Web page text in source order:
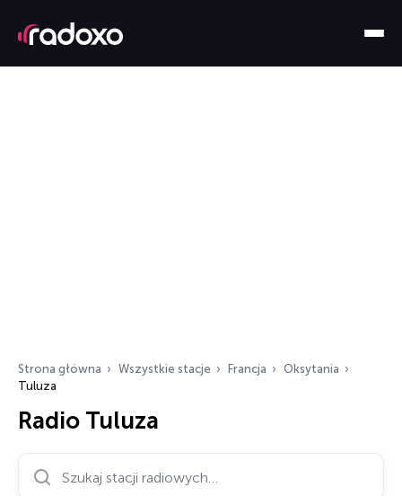
Strona główna Wszystkie stacje Francja
Oksytania
Tuluza
Radio Tuluza